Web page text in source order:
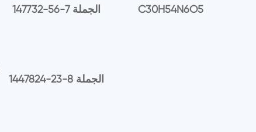
147732-56-7 الجملة C30H54N6O5
1447824-23-8 الجملة